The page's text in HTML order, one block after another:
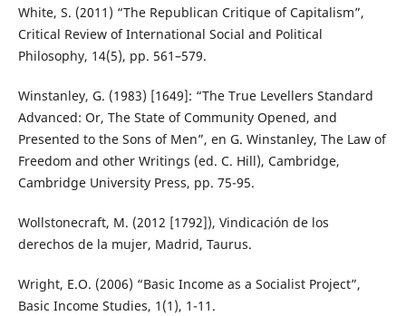
White, S. (2011) “The Republican Critique of Capitalism”,
Critical Review of International Social and Political
Philosophy, 14(5), pp. 561–579.
Winstanley, G. (1983) [1649]: “The True Levellers Standard
Advanced: Or, The State of Community Opened, and
Presented to the Sons of Men”, en G. Winstanley, The Law of
Freedom and other Writings (ed. C. Hill), Cambridge,
Cambridge University Press, pp. 75-95.
Wollstonecraft, M. (2012 [1792]), Vindicación de los
derechos de la mujer, Madrid, Taurus.
Wright, E.O. (2006) “Basic Income as a Socialist Project”,
Basic Income Studies, 1(1), 1-11.